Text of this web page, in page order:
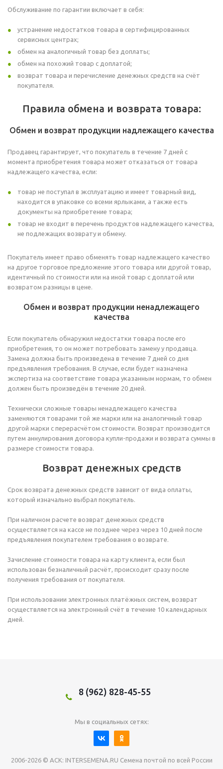
Обслуживание по гарантии включает в себя:
устранение недостатков товара в сертифицированных
сервисных центрах;
обмен на аналогичный товар без доплаты;
обмен на похожий товар с доплатой;
возврат товара и перечисление денежных средств на счёт
покупателя.
Правила обмена и возврата товара:
Обмен и возврат продукции надлежащего качества
Продавец гарантирует, что покупатель в течение 7 дней с
момента приобретения товара может отказаться от товара
надлежащего качества, если:
товар не поступал в эксплуатацию и имеет товарный вид,
находится в упаковке со всеми ярлыками, а также есть
документы на приобретение товара;
товар не входит в перечень продуктов надлежащего качества,
не подлежащих возврату и обмену.
Покупатель имеет право обменять товар надлежащего качество
на другое торговое предложение этого товара или другой товар,
идентичный по стоимости или на иной товар с доплатой или
возвратом разницы в цене.
Обмен и возврат продукции ненадлежащего
качества
Если покупатель обнаружил недостатки товара после его
приобретения, то он может потребовать замену у продавца.
Замена должна быть произведена в течение 7 дней со дня
предъявления требования. В случае, если будет назначена
экспертиза на соответствие товара указанным нормам, то обмен
должен быть произведён в течение 20 дней.
Технически сложные товары ненадлежащего качества
заменяются товарами той же марки или на аналогичный товар
другой марки с перерасчётом стоимости. Возврат производится
путем аннулирования договора купли-продажи и возврата суммы в
размере стоимости товара.
Возврат денежных средств
Срок возврата денежных средств зависит от вида оплаты,
который изначально выбрал покупатель.
При наличном расчете возврат денежных средств
осуществляется на кассе не позднее через через 10 дней после
предъявления покупателем требования о возврате.
Зачисление стоимости товара на карту клиента, если был
использован безналичный расчёт, происходит сразу после
получения требования от покупателя.
При использовании электронных платёжных систем, возврат
осуществляется на электронный счёт в течение 10 календарных
дней.
8 (962) 828-45-55
Мы в социальных сетях:
2006-2026 © АСК: INTERSEMENA.RU Семена почтой по всей России